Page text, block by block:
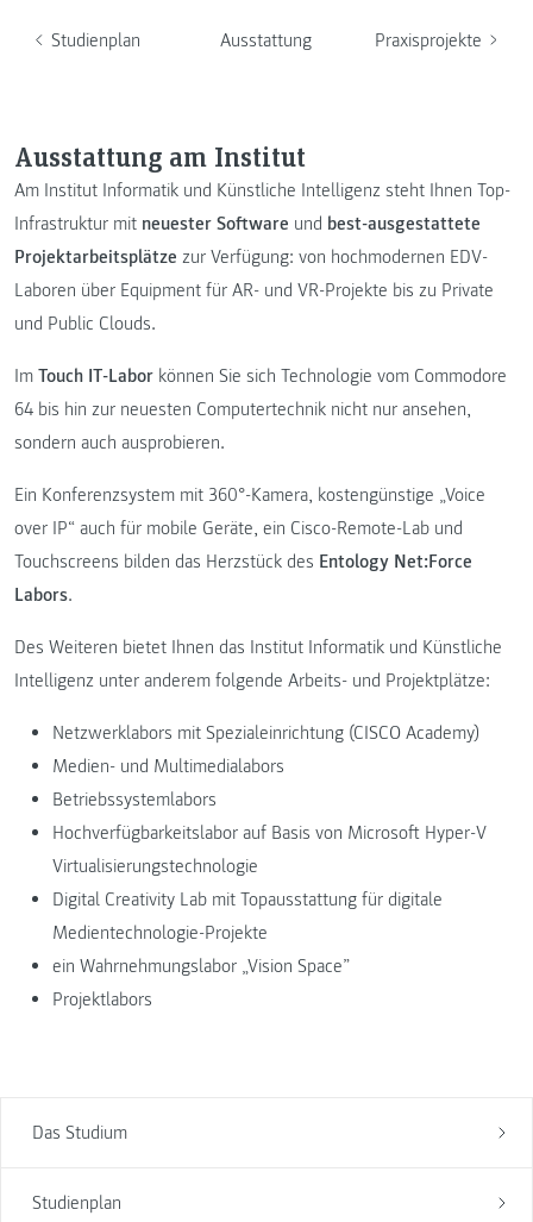
Studienplan Ausstattung Praxisprojekte
Das Studium
Studienplan
Ausstattung am Institut
Am Institut Informatik und Künstliche Intelligenz steht Ihnen Top-
Infrastruktur mit neuester Software und best-ausgestattete
Projektarbeitsplätze zur Verfügung: von hochmodernen EDV-
Laboren über Equipment für AR- und VR-Projekte bis zu Private
und Public Clouds.
Im Touch IT-Labor können Sie sich Technologie vom Commodore
64 bis hin zur neuesten Computertechnik nicht nur ansehen,
sondern auch ausprobieren.
Ein Konferenzsystem mit 360°-Kamera, kostengünstige „Voice
over IP“ auch für mobile Geräte, ein Cisco-Remote-Lab und
Touchscreens bilden das Herzstück des Entology Net:Force
Labors.
Des Weiteren bietet Ihnen das Institut Informatik und Künstliche
Intelligenz unter anderem folgende Arbeits- und Projektplätze:
Netzwerklabors mit Spezialeinrichtung (CISCO Academy)
Medien- und Multimedialabors
Betriebssystemlabors
Hochverfügbarkeitslabor auf Basis von Microsoft Hyper-V
Virtualisierungstechnologie
Digital Creativity Lab mit Topausstattung für digitale
Medientechnologie-Projekte
ein Wahrnehmungslabor „Vision Space”
Projektlabors